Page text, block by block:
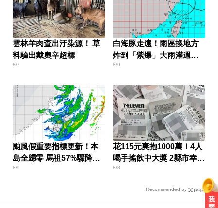
雲林羊肉查出汙染源！ 草
料驗出戴奧辛超標
8/7
白海豚走遠！雨區換地方
炸到「紫爆」大雨灌週末
才停
8/9
颱風假重要指標更新！本
島全歸零 馬祖57%驟降
13%
8/9
花115元爽抱1000萬！4人
喝手搖飲中大獎 2縣市幸運
兒曝
8/8
Recommended by